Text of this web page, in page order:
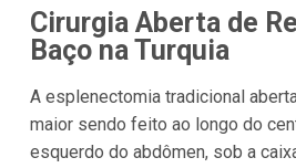
Cirurgia Aberta de
Baço na Turquia
A esplenectomia tradicional
maior sendo feito ao longo do
esquerdo do abdômen, sob a